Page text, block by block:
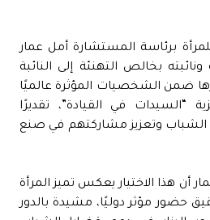
برئاسة المستشارة أمل عمار
بخالص التهنئة إلى النائبة
ضمن الشخصيات المؤثرة عالميًا
“السيدات في القيادة”، تقديرًا
وتعزيز مشاركتهم في صنع
أن هذا الاختيار يعكس تميز المرأة
حضور مؤثر دوليًا، مشيدة بالدور